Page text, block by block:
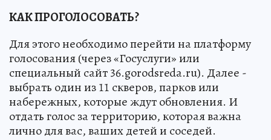
КАК ПРОГОЛОСОВАТЬ?
Для этого необходимо перейти на платформу
голосования (через «Госуслуги» или
специальный сайт 36.gorodsreda.ru). Далее -
выбрать один из 11 скверов, парков или
набережных, которые ждут обновления. И
отдать голос за территорию, которая важна
лично для вас, ваших детей и соседей.